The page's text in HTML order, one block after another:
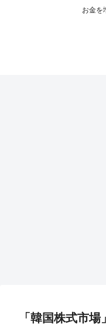
お金を
「韓国株式市